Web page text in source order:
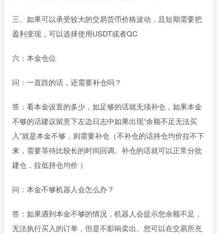
三、如果可以承受较大的交易货币价格波动，且短期需要把
盈利变现，可以选择使用USDT或者QC
六：本金仓位
问：一直跌的话，还需要补仓吗？
答：看本金设置的多少，如足够的话就无须补仓，如果本金
不够的话建议留意下左边日志中如果出现“余额不足无法买
入”就是本金不够，则需要补仓（不补仓的话持仓均价拉不下
来，需要等待比较长的时间回调。补仓的话就可以正常分批
建仓，拉低持仓均价 ）
问：本金不够机器人会怎么办？
答：如果遇到本金不够的情况，机器人会提示您余额不足，
无法执行买入的订单，但是不影响卖出。您可以在交易所充